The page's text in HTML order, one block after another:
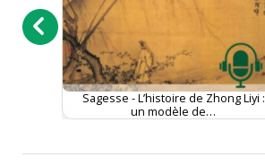
Sagesse - L’histoire de Zhong Liyi :
un modèle de…